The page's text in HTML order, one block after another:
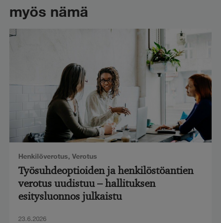
myös nämä
Henkilöverotus, Verotus
Työsuhdeoptioiden ja henkilöstöantien
verotus uudistuu – hallituksen
esitysluonnos julkaistu
23.6.2026